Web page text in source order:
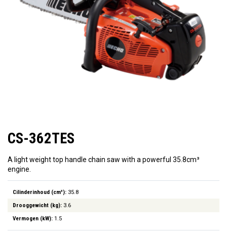
CS-362TES
A light weight top handle chain saw with a powerful 35.8cm³
engine.
Cilinderinhoud (cm³): 35.8
Drooggewicht (kg): 3.6
Vermogen (kW): 1.5